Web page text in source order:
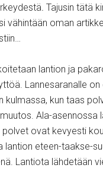
.Tajusin tätä
vähintään oman
lantion ja
Lannesaranalle
kulmassa, kun taas
Ala-asennossa
polvet ovat kevyesti
lantion eteen-taakse-
Lantiota lähdetään